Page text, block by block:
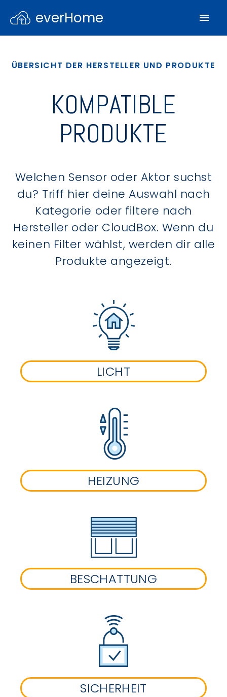
everHome
ÜBERSICHT DER HERSTELLER UND PRODUKTE
KOMPATIBLE
PRODUKTE
Welchen Sensor oder Aktor suchst
du? Triff hier deine Auswahl nach
Kategorie oder filtere nach
Hersteller oder CloudBox. Wenn du
keinen Filter wählst, werden dir alle
Produkte angezeigt.
LICHT
HEIZUNG
BESCHATTUNG
SICHERHEIT